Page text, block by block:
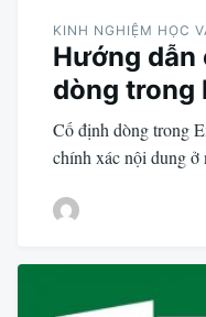
KINH NGHIỆM HỌC
Hướng dẫn
dòng trong
Cố định dòng trong
chính xác nội dung